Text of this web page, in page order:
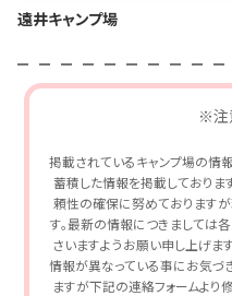
遠井キャンプ場
※注
掲載されているキャンプ場の情
蓄積した情報を掲載しておりま
頼性の確保に努めております
す。最新の情報につきましては
さいますようお願い申し上げま
情報が異なっている事にお気
ますが下記の連絡フォームより